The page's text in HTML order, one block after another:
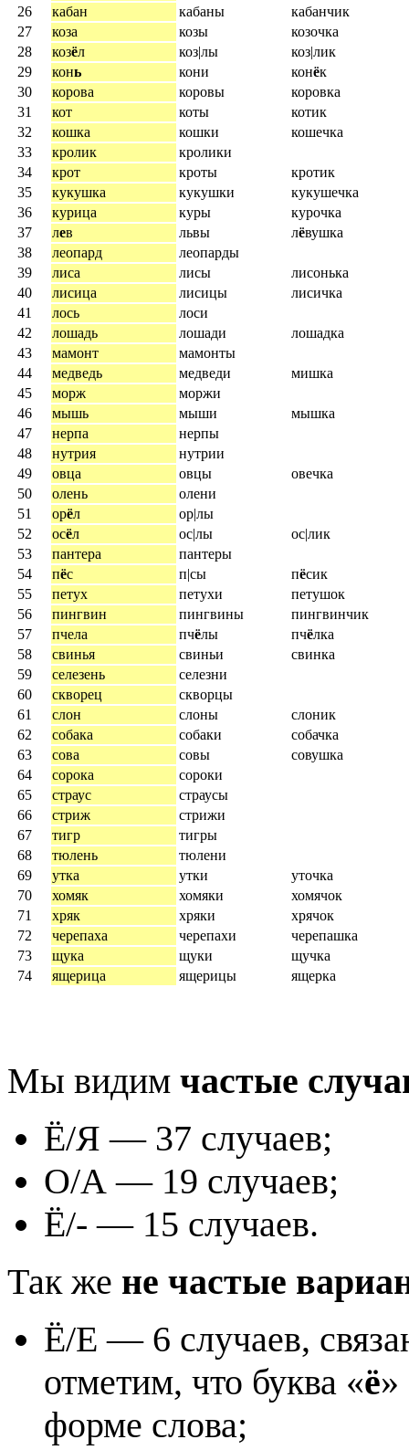
26
кабан кабаны
кабанчик
27
коза козы
козочка
28
козёл коз|лы
коз|лик
29
конь кони конёк
30
корова коровы
коровка
31
кот коты
котик
32
кошка кошки
кошечка
33
кролик
кролики
34
крот кроты
кротик
35
кукушка кукушки
кукушечка
36
курица куры
курочка
37
лев львы лёвушка
38
леопард
леопарды
39
лиса лисы
лисонька
40
лисица лисицы
лисичка
41
лось
лоси
42
лошадь лошади
лошадка
43
мамонт
мамонты
44
медведь медведи
мишка
45
морж
моржи
46
мышь мыши
мышка
47
нерпа
нерпы
48
нутрия
нутрии
49
овца овцы
овечка
50
олень
олени
51
орёл
ор|лы
52
осёл ос|лы
ос|лик
53
пантера
пантеры
54
пёс п|сы пёсик
55
петух петухи
петушок
56
пингвин пингвины
пингвинчик
57
пчела пчёлы пчёлка
58
свинья свиньи
свинка
59
селезень
селезни
60
скворец
скворцы
61
слон слоны
слоник
62
собака собаки
собачка
63
сова совы
совушка
64
сорока
сороки
65
страус
страусы
66
стриж
стрижи
67
тигр
тигры
68
тюлень
тюлени
69
утка утки
уточка
70
хомяк хомяки
хомячок
71
хряк хряки
хрячок
72
черепаха черепахи
черепашка
73
щука щуки
щучка
74
ящерица ящерицы ящерка
Мы видим частые
Ё/Я — 37 случаев;
О/А — 19 случаев;
Ё/- — 15 случаев.
Так же не частые
Ё/Е — 6 случаев,
отметим, что буква «ё»
форме слова;